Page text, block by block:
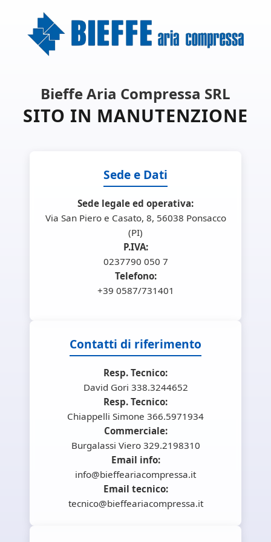
Bieffe Aria Compressa SRL
SITO IN MANUTENZIONE
Sede e Dati
Sede legale ed operativa:
Via San Piero e Casato, 8, 56038 Ponsacco
(PI)
P.IVA:
0237790 050 7
Telefono:
+39 0587/731401
Contatti di riferimento
Resp. Tecnico:
David Gori 338.3244652
Resp. Tecnico:
Chiappelli Simone 366.5971934
Commerciale:
Burgalassi Viero 329.2198310
Email info:
info@bieffeariacompressa.it
Email tecnico:
tecnico@bieffeariacompressa.it